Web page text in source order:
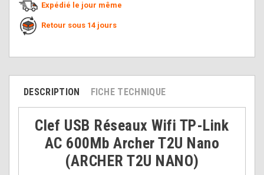
Expédié le jour même
Retour sous 14 jours
DESCRIPTION FICHE TECHNIQUE
Clef USB Réseaux Wifi TP-Link
AC 600Mb Archer T2U Nano
(ARCHER T2U NANO)